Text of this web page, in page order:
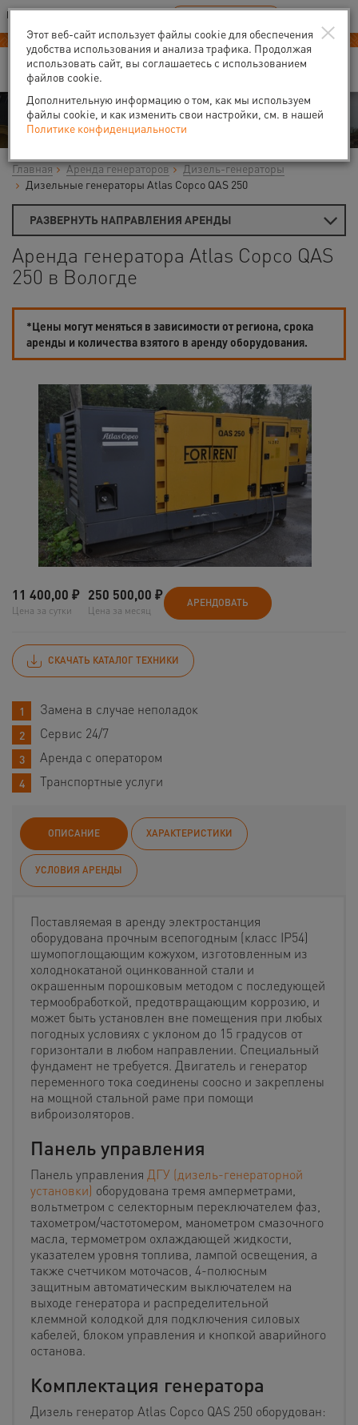
Ваш город:Вологда
В Вашем регионе нет наших офисов
Новый прайс-лист с 01.02.2025
RU EN
Аренда
Главная Аренда генераторов
Дизель-генераторы
Дизельные генераторы Atlas Copco QAS 250
РАЗВЕРНУТЬ НАПРАВЛЕНИЯ АРЕНДЫ
Аренда генератора Atlas Copco QAS
250 в Вологде
*Цены могут меняться в зависимости от региона, срока
аренды и количества взятого в аренду оборудования.
11 400,00 ₽
Цена за сутки
250 500,00 ₽
Цена за месяц
АРЕНДОВАТЬ
СКАЧАТЬ КАТАЛОГ ТЕХНИКИ
Замена в случае неполадок
Сервис 24/7
Аренда с оператором
Транспортные услуги
ОПИСАНИЕ ХАРАКТЕРИСТИКИ
УСЛОВИЯ АРЕНДЫ
Поставляемая в аренду электростанция
оборудована прочным всепогодным (класс IP54)
шумопоглощающим кожухом, изготовленным из
холоднокатаной оцинкованной стали и
окрашенным порошковым методом с последующей
термообработкой, предотвращающим коррозию, и
может быть установлен вне помещения при любых
погодных условиях с уклоном до 15 градусов от
горизонтали в любом направлении. Специальный
фундамент не требуется. Двигатель и генератор
переменного тока соединены соосно и закреплены
на мощной стальной раме при помощи
виброизоляторов.
Панель управления
Панель управления ДГУ (дизель-генераторной
установки) оборудована тремя амперметрами,
вольтметром с селекторным переключателем фаз,
тахометром/частотомером, манометром смазочного
масла, термометром охлаждающей жидкости,
указателем уровня топлива, лампой освещения, а
также счетчиком моточасов, 4-полюсным
защитным автоматическим выключателем на
выходе генератора и распределительной
клеммной колодкой для подключения силовых
кабелей, блоком управления и кнопкой аварийного
останова.
Комплектация генератора
Дизель генератор Atlas Copco QAS 250 оборудован:
×
Этот веб-сайт использует файлы cookie для обеспечения
удобства использования и анализа трафика. Продолжая
использовать сайт, вы соглашаетесь с использованием
файлов cookie.
Дополнительную информацию о том, как мы используем
файлы cookie, и как изменить свои настройки, см. в нашей
Политике конфиденциальности